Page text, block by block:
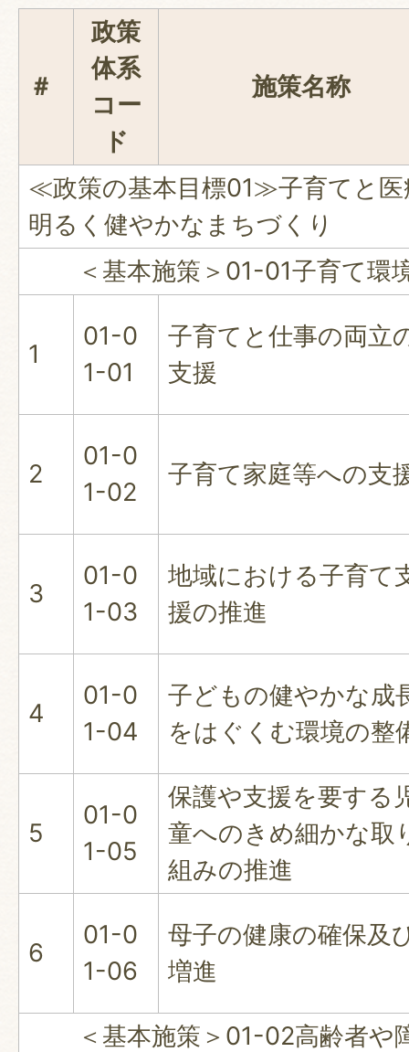
＃
政策
体系
コー
ド
施策名称
≪政策の基本目標01≫子育てと医
明るく健やかなまちづくり
＜基本施策＞01-01子育て環
1
01-0
1-01
子育てと仕事の両立
支援
2
01-0
1-02
子育て家庭等への支
3
01-0
1-03
地域における子育て
援の推進
4
01-0
1-04
子どもの健やかな成
をはぐくむ環境の整
5
01-0
1-05
保護や支援を要する
童へのきめ細かな取
組みの推進
6
01-0
1-06
母子の健康の確保及
増進
＜基本施策＞01-02高齢者や